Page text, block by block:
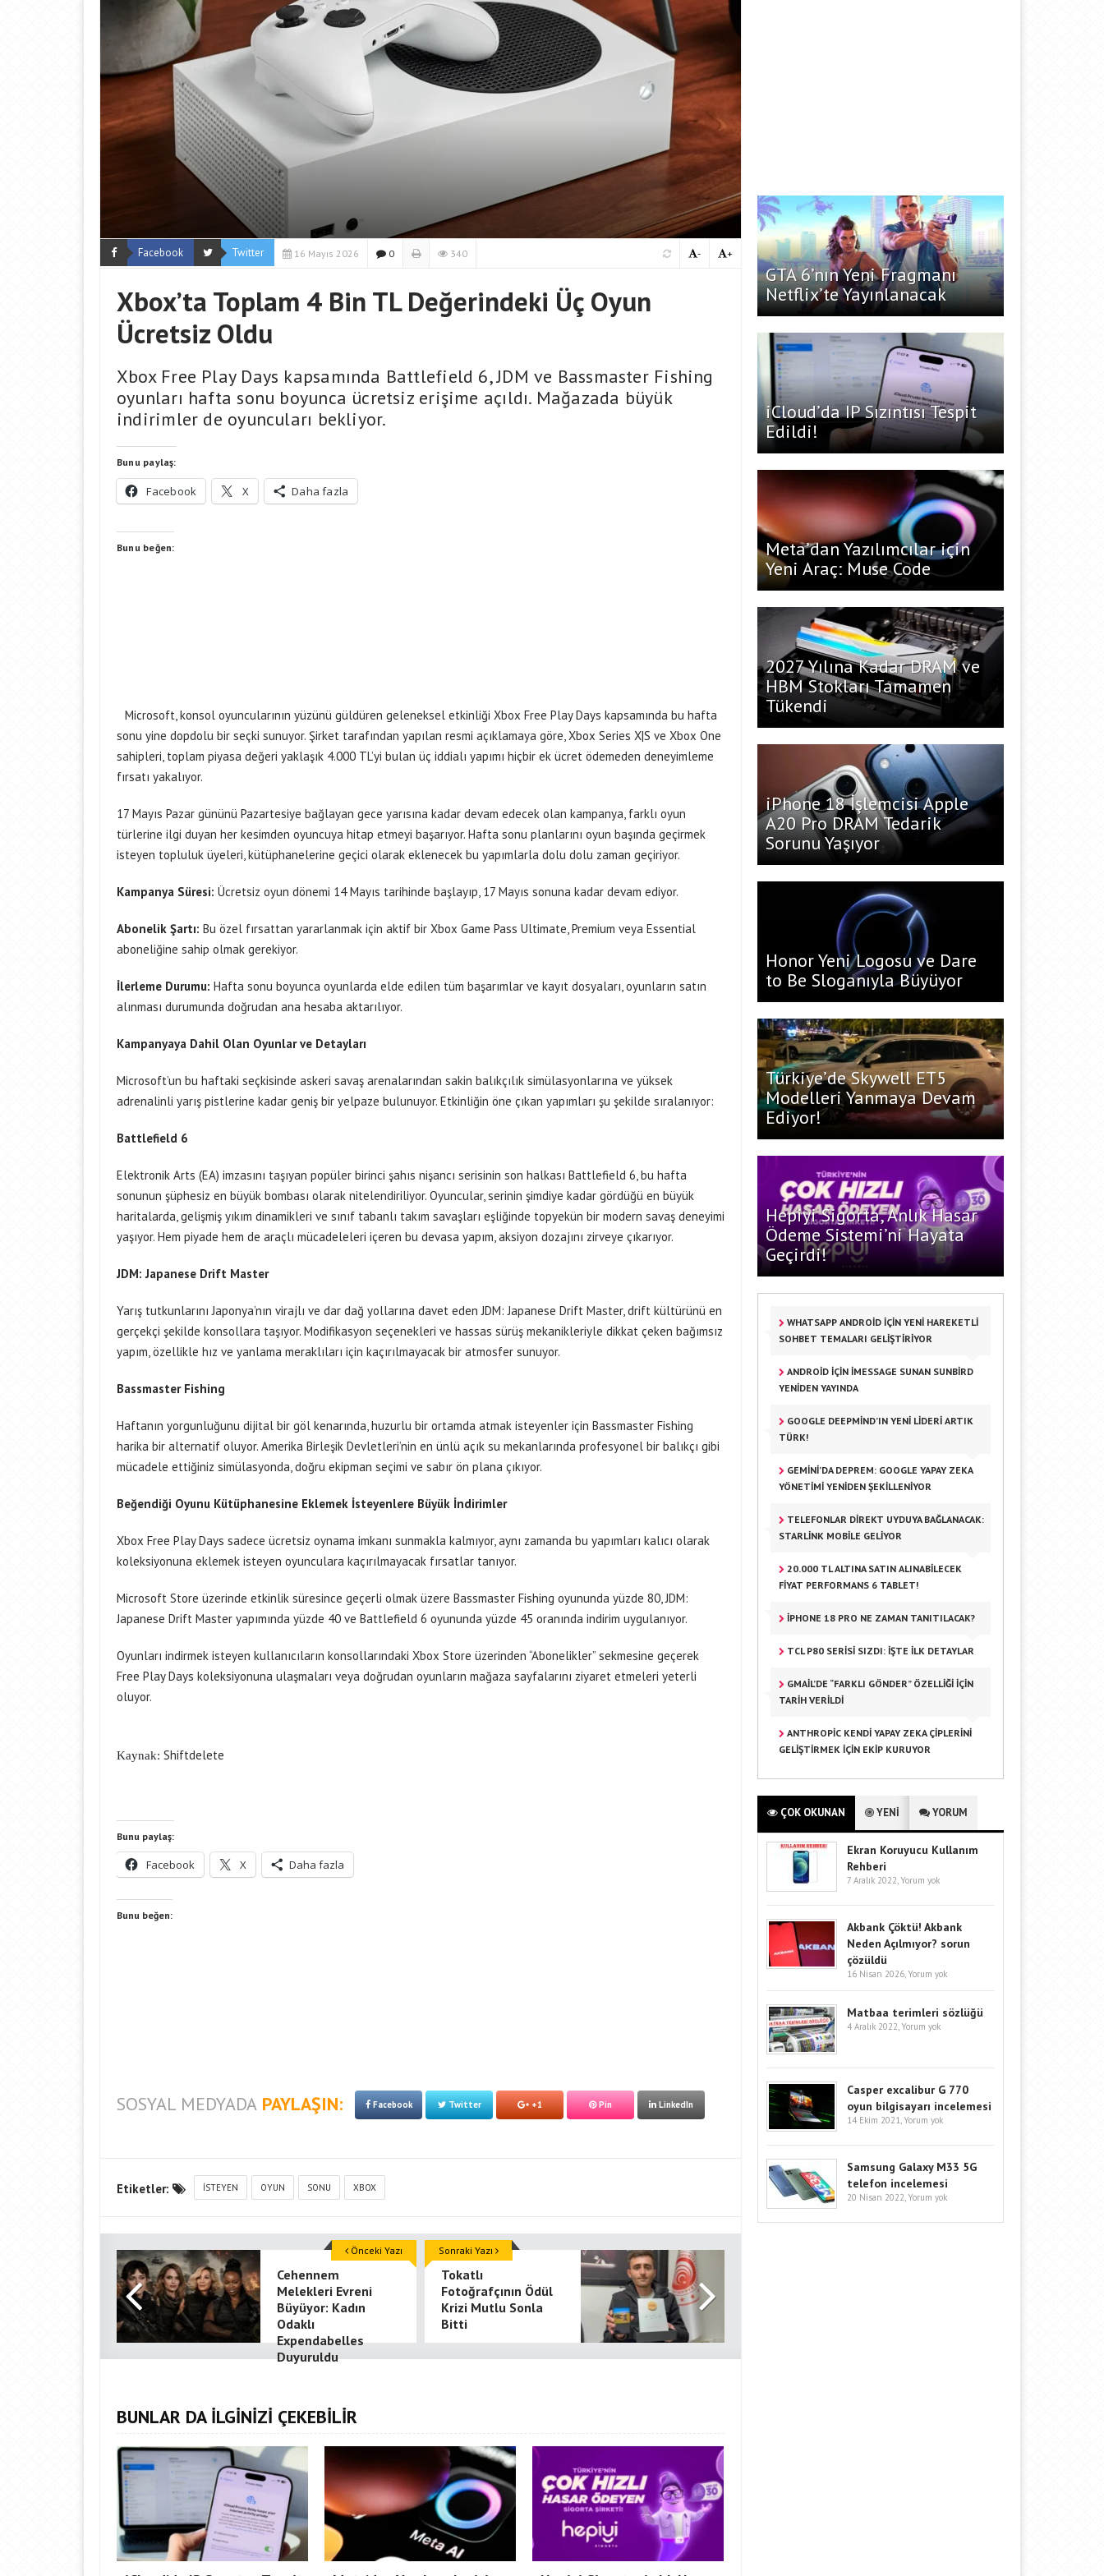
Facebook Twitter 16 Mayıs 2026 0 340 +
-
Xbox’ta Toplam 4 Bin TL Değerindeki Üç Oyun
Ücretsiz Oldu
Xbox Free Play Days kapsamında Battlefield 6, JDM ve Bassmaster Fishing
oyunları hafta sonu boyunca ücretsiz erişime açıldı. Mağazada büyük
indirimler de oyuncuları bekliyor.
Bunu paylaş:
Facebook X Daha fazla
Bunu beğen:
Microsoft, konsol oyuncularının yüzünü güldüren geleneksel etkinliği Xbox Free Play Days kapsamında bu hafta
sonu yine dopdolu bir seçki sunuyor. Şirket tarafından yapılan resmi açıklamaya göre, Xbox Series X|S ve Xbox One
sahipleri, toplam piyasa değeri yaklaşık 4.000 TL’yi bulan üç iddialı yapımı hiçbir ek ücret ödemeden deneyimleme
fırsatı yakalıyor.
17 Mayıs Pazar gününü Pazartesiye bağlayan gece yarısına kadar devam edecek olan kampanya, farklı oyun
türlerine ilgi duyan her kesimden oyuncuya hitap etmeyi başarıyor. Hafta sonu planlarını oyun başında geçirmek
isteyen topluluk üyeleri, kütüphanelerine geçici olarak eklenecek bu yapımlarla dolu dolu zaman geçiriyor.
Kampanya Süresi: Ücretsiz oyun dönemi 14 Mayıs tarihinde başlayıp, 17 Mayıs sonuna kadar devam ediyor.
Abonelik Şartı: Bu özel fırsattan yararlanmak için aktif bir Xbox Game Pass Ultimate, Premium veya Essential
aboneliğine sahip olmak gerekiyor.
İlerleme Durumu: Hafta sonu boyunca oyunlarda elde edilen tüm başarımlar ve kayıt dosyaları, oyunların satın
alınması durumunda doğrudan ana hesaba aktarılıyor.
Kampanyaya Dahil Olan Oyunlar ve Detayları
Microsoft’un bu haftaki seçkisinde askeri savaş arenalarından sakin balıkçılık simülasyonlarına ve yüksek
adrenalinli yarış pistlerine kadar geniş bir yelpaze bulunuyor. Etkinliğin öne çıkan yapımları şu şekilde sıralanıyor:
Battlefield 6
Elektronik Arts (EA) imzasını taşıyan popüler birinci şahıs nişancı serisinin son halkası Battlefield 6, bu hafta
sonunun şüphesiz en büyük bombası olarak nitelendiriliyor. Oyuncular, serinin şimdiye kadar gördüğü en büyük
haritalarda, gelişmiş yıkım dinamikleri ve sınıf tabanlı takım savaşları eşliğinde topyekün bir modern savaş deneyimi
yaşıyor. Hem piyade hem de araçlı mücadeleleri içeren bu devasa yapım, aksiyon dozajını zirveye çıkarıyor.
JDM: Japanese Drift Master
Yarış tutkunlarını Japonya’nın virajlı ve dar dağ yollarına davet eden JDM: Japanese Drift Master, drift kültürünü en
gerçekçi şekilde konsollara taşıyor. Modifikasyon seçenekleri ve hassas sürüş mekanikleriyle dikkat çeken bağımsız
yapım, özellikle hız ve yanlama meraklıları için kaçırılmayacak bir atmosfer sunuyor.
Bassmaster Fishing
Haftanın yorgunluğunu dijital bir göl kenarında, huzurlu bir ortamda atmak isteyenler için Bassmaster Fishing
harika bir alternatif oluyor. Amerika Birleşik Devletleri’nin en ünlü açık su mekanlarında profesyonel bir balıkçı gibi
mücadele ettiğiniz simülasyonda, doğru ekipman seçimi ve sabır ön plana çıkıyor.
Beğendiği Oyunu Kütüphanesine Eklemek İsteyenlere Büyük İndirimler
Xbox Free Play Days sadece ücretsiz oynama imkanı sunmakla kalmıyor, aynı zamanda bu yapımları kalıcı olarak
koleksiyonuna eklemek isteyen oyunculara kaçırılmayacak fırsatlar tanıyor.
Microsoft Store üzerinde etkinlik süresince geçerli olmak üzere Bassmaster Fishing oyununda yüzde 80, JDM:
Japanese Drift Master yapımında yüzde 40 ve Battlefield 6 oyununda yüzde 45 oranında indirim uygulanıyor.
Oyunları indirmek isteyen kullanıcıların konsollarındaki Xbox Store üzerinden “Abonelikler” sekmesine geçerek
Free Play Days koleksiyonuna ulaşmaları veya doğrudan oyunların mağaza sayfalarını ziyaret etmeleri yeterli
oluyor.
Kaynak: Shiftdelete
Bunu paylaş:
Facebook X Daha fazla
Bunu beğen:
SOSYAL MEDYADA PAYLAŞIN: Facebook Twitter +1 Pin LinkedIn
Etiketler: İSTEYEN OYUN SONU XBOX
Cehennem
Melekleri Evreni
Büyüyor: Kadın
Odaklı
Expendabelles
Duyuruldu
Önceki Yazı
Tokatlı
Fotoğrafçının Ödül
Krizi Mutlu Sonla
Bitti
Sonraki Yazı
BUNLAR DA İLGİNİZİ ÇEKEBİLİR
GTA 6’nın Yeni Fragmanı
Netflix’te Yayınlanacak
iCloud’da IP Sızıntısı Tespit
Edildi!
Meta’dan Yazılımcılar için
Yeni Araç: Muse Code
2027 Yılına Kadar DRAM ve
HBM Stokları Tamamen
Tükendi
iPhone 18 İşlemcisi Apple
A20 Pro DRAM Tedarik
Sorunu Yaşıyor
Honor Yeni Logosu ve Dare
to Be Sloganıyla Büyüyor
Türkiye’de Skywell ET5
Modelleri Yanmaya Devam
Ediyor!
Hepiyi Sigorta, Anlık Hasar
Ödeme Sistemi’ni Hayata
Geçirdi!
WHATSAPP ANDROID IÇIN YENI HAREKETLI
SOHBET TEMALARI GELIŞTIRIYOR
ANDROID IÇIN IMESSAGE SUNAN SUNBIRD
YENIDEN YAYINDA
GOOGLE DEEPMIND’IN YENI LIDERI ARTIK
TÜRK!
GEMINI’DA DEPREM: GOOGLE YAPAY ZEKA
YÖNETIMI YENIDEN ŞEKILLENIYOR
TELEFONLAR DIREKT UYDUYA BAĞLANACAK:
STARLINK MOBILE GELIYOR
20.000 TL ALTINA SATIN ALINABILECEK
FIYAT PERFORMANS 6 TABLET!
IPHONE 18 PRO NE ZAMAN TANITILACAK?
TCL P80 SERISI SIZDI: İŞTE İLK DETAYLAR
GMAIL’DE “FARKLI GÖNDER” ÖZELLIĞI IÇIN
TARIH VERILDI
ANTHROPIC KENDI YAPAY ZEKA ÇIPLERINI
GELIŞTIRMEK IÇIN EKIP KURUYOR
ÇOK OKUNAN YENİ YORUM
Ekran Koruyucu Kullanım
Rehberi
7 Aralık 2022, Yorum yok
Akbank Çöktü! Akbank
Neden Açılmıyor? sorun
çözüldü
16 Nisan 2026, Yorum yok
Matbaa terimleri sözlüğü
4 Aralık 2022, Yorum yok
Casper excalibur G 770
oyun bilgisayarı incelemesi
14 Ekim 2021, Yorum yok
Samsung Galaxy M33 5G
telefon incelemesi
20 Nisan 2022, Yorum yok